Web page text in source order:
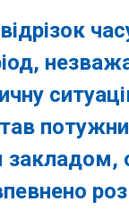
закладом,